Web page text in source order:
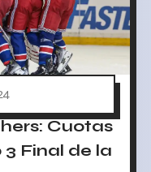
Cuotas
Final de la